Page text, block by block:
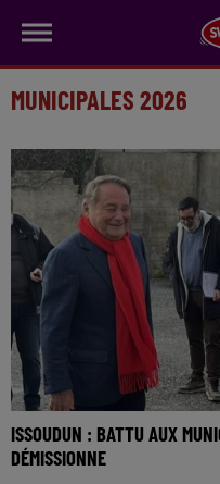
MUNICIPALES 2026
ISSOUDUN : BATTU AUX
DÉMISSIONNE